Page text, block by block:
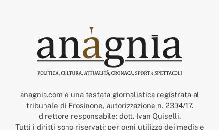
anagnia.com è una testata giornalistica registrata al
tribunale di Frosinone, autorizzazione n. 2394/17.
direttore responsabile: dott. Ivan Quiselli.
Tutti i diritti sono riservati: per ogni utilizzo dei media e